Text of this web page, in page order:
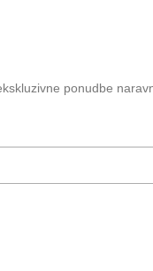
ponudbe